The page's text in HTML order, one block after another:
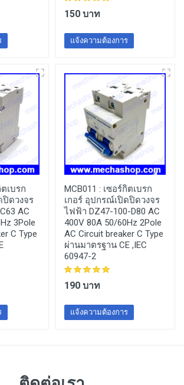
150 บาท
แจ้งความต้องการ
เบรก
ปิดวงจร
AC
3Pole
C Type
MCB011 : เซอร์กิตเบรก
เกอร์ อุปกรณ์เปิดปิดวงจร
ไฟฟ้า DZ47-100-D80 AC
400V 80A 50/60Hz 2Pole
AC Circuit breaker C Type
ผ่านมาตรฐาน CE ,IEC
60947-2
190 บาท
แจ้งความต้องการ